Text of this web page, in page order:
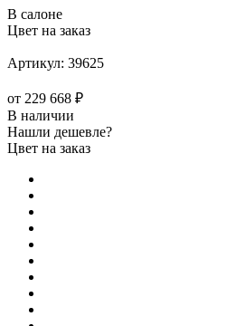
В салоне
Цвет на заказ
Артикул: 39625
от 229 668 ₽
В наличии
Нашли дешевле?
Цвет на заказ